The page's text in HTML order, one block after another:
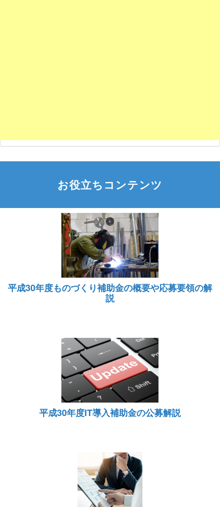
お役立ちコンテンツ
平成30年度ものづくり補助金の概要や応募要領の解
説
平成30年度IT導入補助金の公募解説